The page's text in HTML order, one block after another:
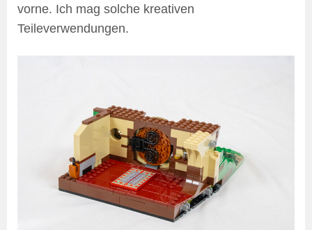
vorne. Ich mag solche kreativen
Teileverwendungen.